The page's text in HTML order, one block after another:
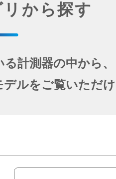
から探す
計測器の中から、
ルをご覧いただ